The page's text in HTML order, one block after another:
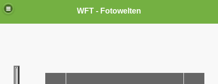
WFT - Fotowelten